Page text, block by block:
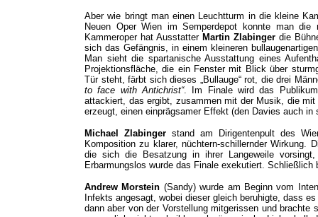
Aber wie bringt man einen Leuchtturm in die kleine
Neuen Oper Wien im Semperdepot konnte man
Kammeroper hat Ausstatter Martin Zlabinger die
sich das Gefängnis, in einem kleineren
Man sieht die spartanische Ausstattung eines
Projektionsfläche, die ein Fenster mit Blick über
Tür steht, färbt sich dieses „Bullauge“ rot, die drei
to face with Antichrist“. Im Finale wird das
attackiert, das ergibt, zusammen mit der Musik, die mit
erzeugt, einen einprägsamer Effekt (den Davies auch in
Michael Zlabingerstand am Dirigentenpult des
Komposition zu klarer, nüchtern-schillernder Wirkung.
die sich die Besatzung in ihrer Langeweile
Erbarmungslos wurde das Finale exekutiert.
Andrew Morstein (Sandy) wurde am Beginn vom
Infekts angesagt, wobei dieser gleich beruhigte, dass
dann aber von der Vorstellung mitgerissen und